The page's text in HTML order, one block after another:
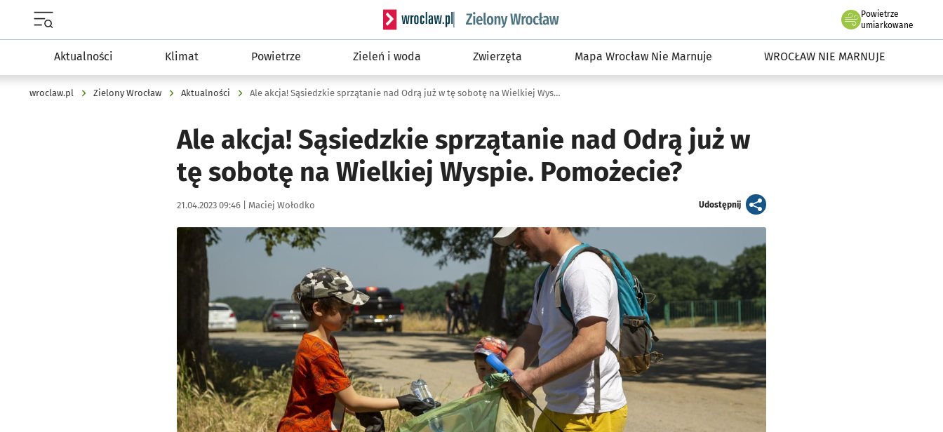
Serwis informacyjny wroclaw.pl podserwis: Środowisko we Wrocławiu
Powietrze
we Wrocławiu
umiarkowane
Aktualności Klimat Powietrze Zieleń i woda Zwierzęta Mapa Wrocław Nie Marnuje WROCŁAW NIE MARNUJE
wroclaw.pl Zielony Wrocław Aktualności Ale akcja! Sąsiedzkie sprzątanie nad Odrą już w tę sobotę na Wielkiej Wyspie. Pomożecie?
Ale akcja! Sąsiedzkie sprzątanie nad Odrą już w
tę sobotę na Wielkiej Wyspie. Pomożecie?
Data publikacji:
21.04.2023 09:46 | Autor:
Maciej Wołodko Udostępnijartykuł
Kliknij, aby powiększyć